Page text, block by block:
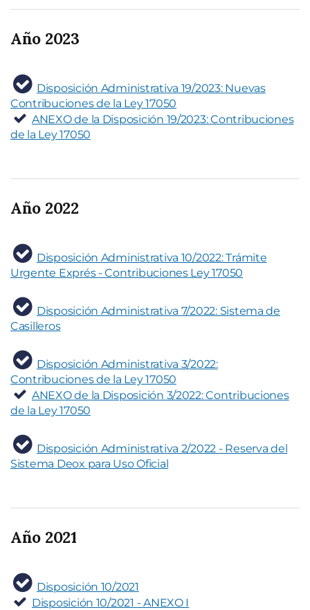
Año 2023
Disposición Administrativa 19/2023: Nuevas
Contribuciones de la Ley 17050
ANEXO de la Disposición 19/2023: Contribuciones
de la Ley 17050
Año 2022
Disposición Administrativa 10/2022: Trámite
Urgente Exprés - Contribuciones Ley 17050
Disposición Administrativa 7/2022: Sistema de
Casilleros
Disposición Administrativa 3/2022:
Contribuciones de la Ley 17050
ANEXO de la Disposición 3/2022: Contribuciones
de la Ley 17050
Disposición Administrativa 2/2022 - Reserva del
Sistema Deox para Uso Oficial
Año 2021
Disposición 10/2021
Disposición 10/2021 - ANEXO I